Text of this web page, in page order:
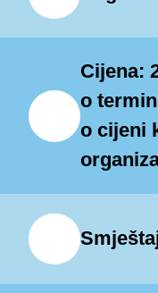
nezaboravno
mogu
stvarati i
načine.
može se
sve izlete iz
pružajući
Cijena:
o
o cijeni